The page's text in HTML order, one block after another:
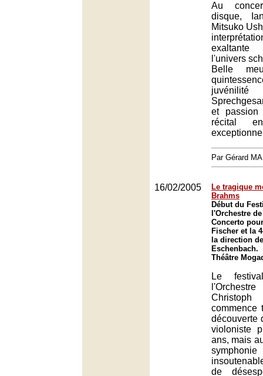
Au
disque,
Mitsuko
l'univers
Belle
juvénilité
et passion
récital
Par Gérard
16/02/2005
Le tragique
Brahms
Début du
l'Orchestre
Concerto
Fischer et la
la direction
Eschenbach.
Théâtre
Le
commence
découverte
violoniste
ans, mais
de